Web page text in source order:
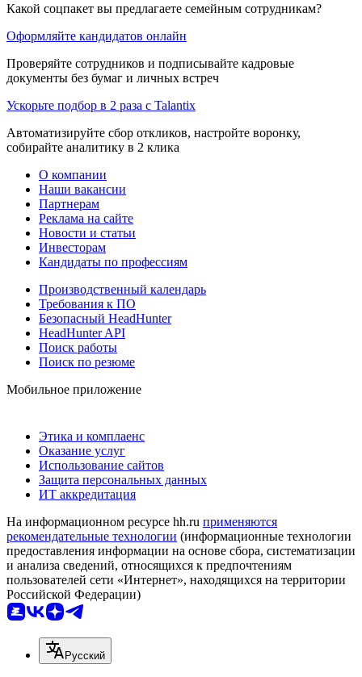
Какой соцпакет вы предлагаете семейным сотрудникам?
Оформляйте кандидатов онлайн
Проверяйте сотрудников и подписывайте кадровые
документы без бумаг и личных встреч
Ускорьте подбор в 2 раза с Talantix
Автоматизируйте сбор откликов, настройте воронку,
собирайте аналитику в 2 клика
О компании
Наши вакансии
Партнерам
Реклама на сайте
Новости и статьи
Инвесторам
Кандидаты по профессиям
Производственный календарь
Требования к ПО
Безопасный HeadHunter
HeadHunter API
Поиск работы
Поиск по резюме
Мобильное приложение
Этика и комплаенс
Оказание услуг
Использование сайтов
Защита персональных данных
ИТ аккредитация
На информационном ресурсе hh.ru применяются
рекомендательные технологии (информационные технологии
предоставления информации на основе сбора, систематизации
и анализа сведений, относящихся к предпочтениям
пользователей сети «Интернет», находящихся на территории
Российской Федерации)
Русский